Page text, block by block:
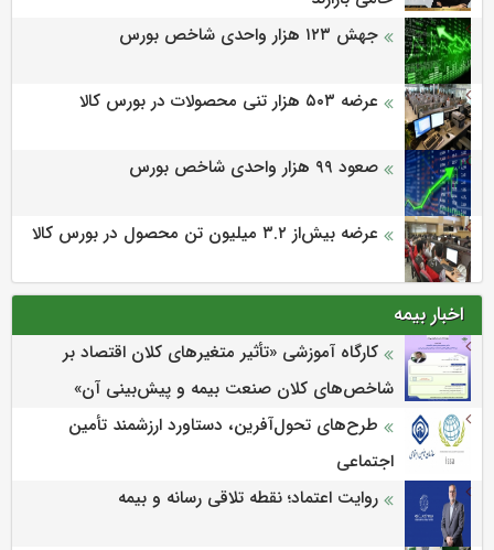
جهش ۱۲۳ هزار واحدی شاخص بورس
عرضه ۵۰۳ هزار تنی محصولات در بورس کالا
صعود ۹۹ هزار واحدی شاخص بورس
عرضه بیش‌از ۳.۲ میلیون تن محصول در بورس کالا
اخبار بیمه
كارگاه آموزشی «تأثیر متغیرهای كلان اقتصاد بر
شاخص‌های كلان صنعت بیمه و پیش‌بینی آن»
طرح‌های تحول‌آفرین، دستاورد ارزشمند تأمین
اجتماعی
روایت اعتماد؛ نقطه تلاقی رسانه و بیمه